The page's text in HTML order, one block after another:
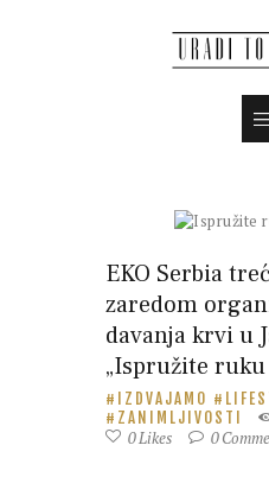
EKO Serbia
zaredom
davanja krvi u
„Ispružite ruku
IZDVAJAMO
ZANIMLJIVOSTI
0Likes 0